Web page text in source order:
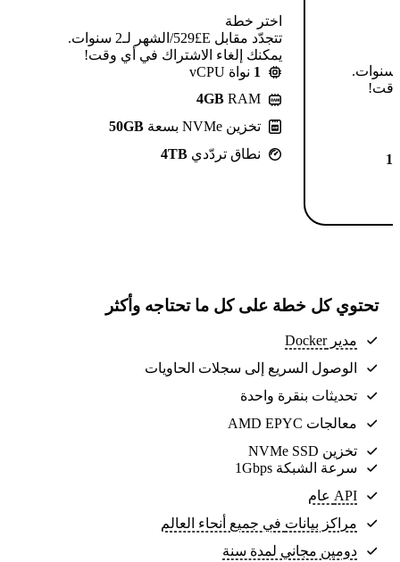
اختر خطة
تتجدّد مقابل E£⁦529⁩/الشهر لـ2 سنوات.
يمكنك إلغاء الاشتراك في أي وقت!
1 نواة vCPU
4GB RAM
تخزين NVMe بسعة
50GB
نطاق تردّدي 4TB
تتجدّد مقابل E£⁦639⁩/الشهر لـ2 سنوات.
وقت!
تحتوي كل خطة على كل ما تحتاجه وأكثر
مدير Docker
الوصول السريع إلى سجلات الحاويات
تحديثات بنقرة واحدة
معالجات AMD EPYC
تخزين NVMe SSD
سرعة الشبكة 1Gbps
API عام
مراكز بيانات في جميع أنحاء العالم
دومين مجاني لمدة سنة